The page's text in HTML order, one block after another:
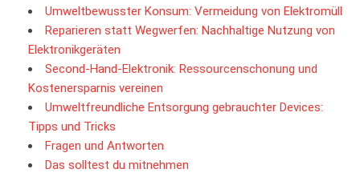
Umweltbewusster Konsum: Vermeidung von Elektromüll
Reparieren statt Wegwerfen:​ Nachhaltige Nutzung von
Elektronikgeräten
Second-Hand-Elektronik: Ressourcenschonung und‌
Kostenersparnis vereinen
Umweltfreundliche Entsorgung gebrauchter ⁣Devices:
Tipps und Tricks
Fragen und Antworten
Das solltest du mitnehmen